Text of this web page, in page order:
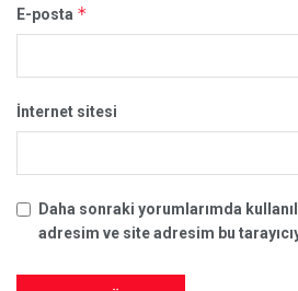
E-posta *
İnternet sitesi
Daha sonraki yorumlarımda
adresim ve site adresim bu